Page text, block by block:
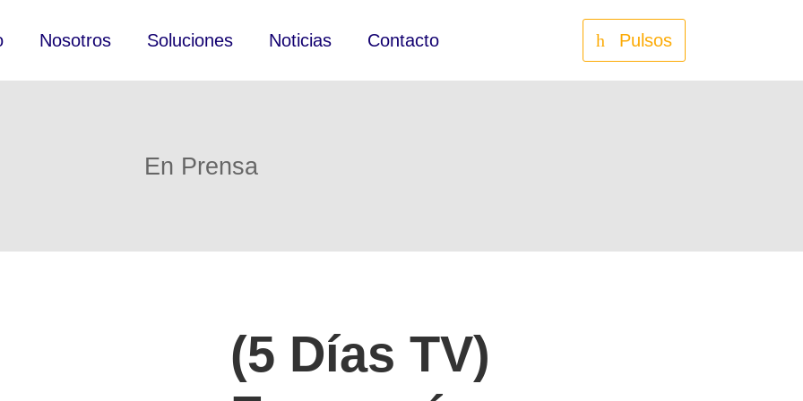
Nosotros Soluciones Noticias Contacto Pulsos
En Prensa
(5 Días TV)